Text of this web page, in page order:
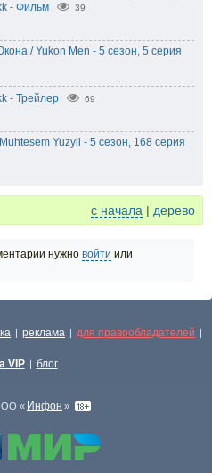
- Фильм 39
/ Yukon Men - 5 сезон, 5 серия
- Трейлер 69
Yuzyil - 5 сезон, 168 серия
с начала | дерево
нужно войти или
| реклама | для правообладателей |
VIP | блог
« Инфон »